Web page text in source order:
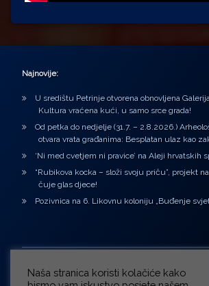
Najnovije:
U središtu Petrinje otvorena obnovljena
Kultura vraćena kući, u samo srce grada!
Od petka do nedjelje (31.7. – 2.8.2026.)
otvara vrata građanima: Besplatan ulaz kao
‘Ni med cvetjem ni pravice’ na Aleji hrvatskih
“Rubikova kocka – složi svoju priču”, projekt
čuje glas djece!
Pozivnica na 6. Likovnu koloniju „Buđenje
Naša stranica koristi kolačiće kako